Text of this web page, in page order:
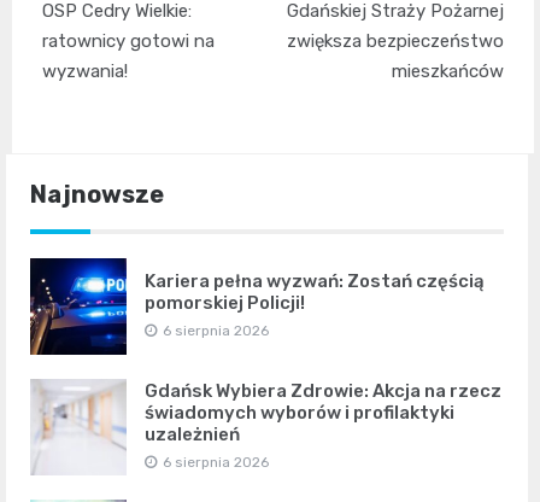
wpisu
OSP Cedry Wielkie:
ratownicy gotowi na
wyzwania!
Gdańskiej Straży Pożarnej
zwiększa bezpieczeństwo
mieszkańców
Najnowsze
Kariera pełna wyzwań: Zostań częścią
pomorskiej Policji!
6 sierpnia 2026
Gdańsk Wybiera Zdrowie: Akcja na rzecz
świadomych wyborów i profilaktyki
uzależnień
6 sierpnia 2026